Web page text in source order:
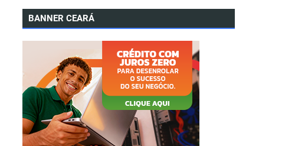
BANNER CEARÁ